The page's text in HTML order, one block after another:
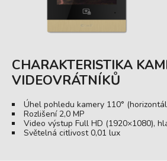
CHARAKTERISTIKA
VIDEOVRÁTNÍKŮ
Úhel pohledu kamery 110°
Rozlišení 2,0 MP
Video výstup Full HD (1920×1080),
Světelná citlivost 0,01 lux